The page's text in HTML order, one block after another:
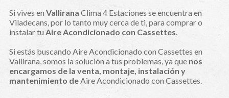
Si vives enVallirana Clima 4 Estaciones se encuentra en
Viladecans, por lo tanto muy cerca de ti, para comprar o
instalar tu Aire Acondicionado con Cassettes.
Si estás buscando Aire Acondicionado con Cassettes en
Vallirana, somos la solución a tus problemas, ya que nos
encargamos de la venta, montaje, instalación y
mantenimiento deAire Acondicionado con Cassettes.